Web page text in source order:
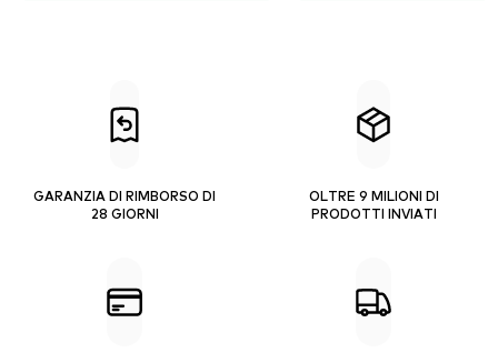
GARANZIA DI RIMBORSO DI
28 GIORNI
OLTRE 9 MILIONI DI
PRODOTTI INVIATI